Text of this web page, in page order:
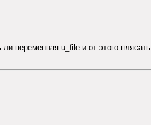
ли переменная u_file и от этого плясать